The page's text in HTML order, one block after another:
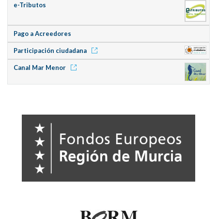
e-Tributos
Pago a Acreedores
Participación ciudadana
Canal Mar Menor